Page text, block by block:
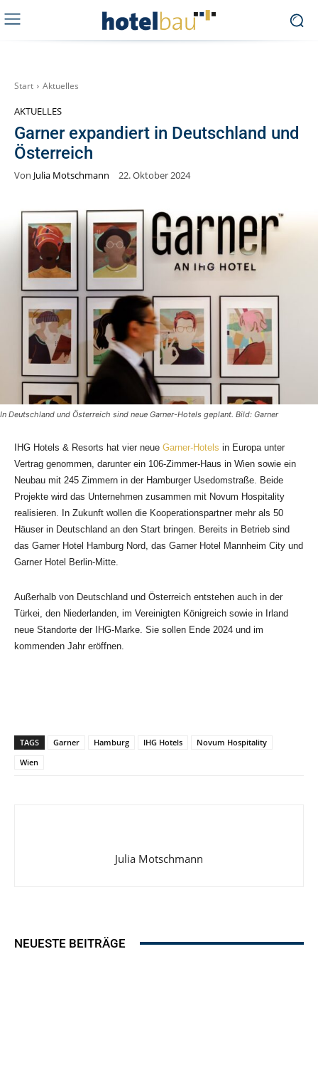
Start Aktuelles
AKTUELLES
Garner expandiert in Deutschland und
Österreich
Von Julia Motschmann 22. Oktober 2024
In Deutschland und Österreich sind neue Garner-Hotels geplant. Bild: Garner
IHG Hotels & Resorts hat vier neue Garner-Hotels in Europa unter
Vertrag genommen, darunter ein 106-Zimmer-Haus in Wien sowie ein
Neubau mit 245 Zimmern in der Hamburger Usedomstraße. Beide
Projekte wird das Unternehmen zusammen mit Novum Hospitality
realisieren. In Zukunft wollen die Kooperationspartner mehr als 50
Häuser in Deutschland an den Start bringen. Bereits in Betrieb sind
das Garner Hotel Hamburg Nord, das Garner Hotel Mannheim City und
Garner Hotel Berlin-Mitte.
Außerhalb von Deutschland und Österreich entstehen auch in der
Türkei, den Niederlanden, im Vereinigten Königreich sowie in Irland
neue Standorte der IHG-Marke. Sie sollen Ende 2024 und im
kommenden Jahr eröffnen.
TAGS Garner Hamburg IHG Hotels
Novum Hospitality
Wien
Julia Motschmann
NEUESTE BEITRÄGE